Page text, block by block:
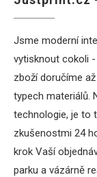
Jsme moderní
vytisknout cokoli
zboží doručíme
typech materiálů.
technologie, je to
zkušenostmi 24
krok Vaší
parku a vázárně